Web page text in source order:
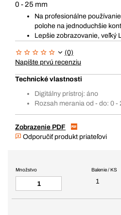
0 - 25 mm
Na profesionálne
polohe na jednoduchšie
Lepšie zobrazovanie, veľký
(0)
Napíšte prvú recenziu
Technické vlastnosti
Digitálny prístroj: áno
Rozsah merania od - do: 0 -
Zobrazenie PDF
Odporučiť produkt priateľovi
Balenie / KS
1
Množstvo